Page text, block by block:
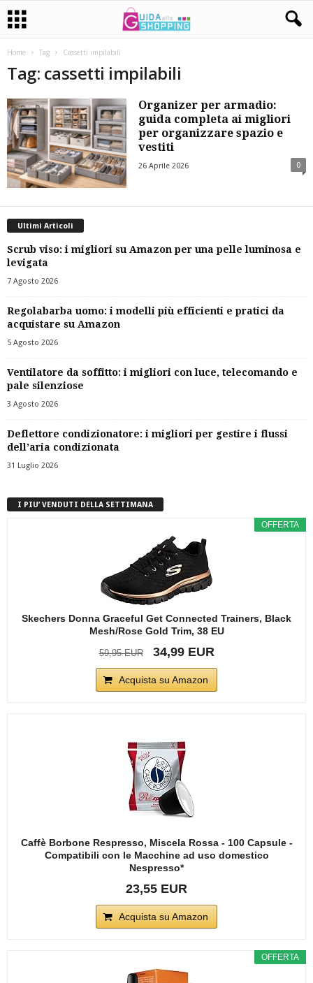
Home Tag Cassetti impilabili
Tag: cassetti impilabili
Organizer per armadio:
guida completa ai migliori
per organizzare spazio e
vestiti
26 Aprile 2026 0
Ultimi Articoli
Scrub viso: i migliori su Amazon per una pelle luminosa e
levigata
7 Agosto 2026
Regolabarba uomo: i modelli più efficienti e pratici da
acquistare su Amazon
5 Agosto 2026
Ventilatore da soffitto: i migliori con luce, telecomando e
pale silenziose
3 Agosto 2026
Deflettore condizionatore: i migliori per gestire i flussi
dell’aria condizionata
31 Luglio 2026
I PIU’ VENDUTI DELLA SETTIMANA
OFFERTA
Skechers Donna Graceful Get Connected Trainers, Black
Mesh/Rose Gold Trim, 38 EU
59,95 EUR 34,99 EUR
Acquista su Amazon
Caffè Borbone Respresso, Miscela Rossa - 100 Capsule -
Compatibili con le Macchine ad uso domestico
Nespresso*
23,55 EUR
Acquista su Amazon
OFFERTA